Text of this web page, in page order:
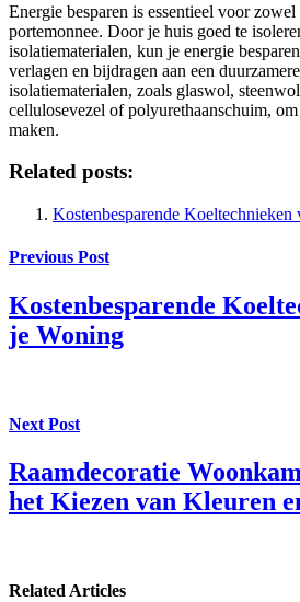
Energie besparen is essentieel voor
portemonnee. Door je huis goed te
isolatiematerialen, kun je energie
verlagen en bijdragen aan een
isolatiematerialen, zoals glaswol,
cellulosevezel of polyurethaanschuim,
maken.
Related posts:
Kostenbesparende
Previous Post
Kostenbesparende
je Woning
Next Post
Raamdecoratie
het Kiezen van Kleuren
Related Articles